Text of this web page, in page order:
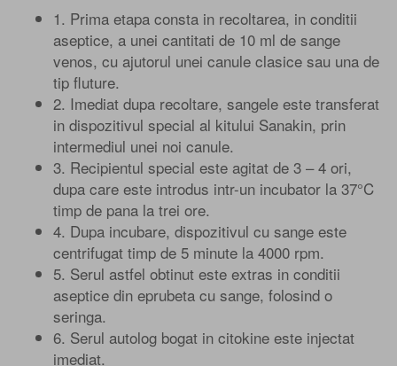
1. Prima etapa consta in recoltarea, in conditii
aseptice, a unei cantitati de 10 ml de sange
venos, cu ajutorul unei canule clasice sau una de
tip fluture.
2. Imediat dupa recoltare, sangele este transferat
in dispozitivul special al kitului Sanakin, prin
intermediul unei noi canule.
3. Recipientul special este agitat de 3 – 4 ori,
dupa care este introdus intr-un incubator la 37°C
timp de pana la trei ore.
4. Dupa incubare, dispozitivul cu sange este
centrifugat timp de 5 minute la 4000 rpm.
5. Serul astfel obtinut este extras in conditii
aseptice din eprubeta cu sange, folosind o
seringa.
6. Serul autolog bogat in citokine este injectat
imediat.